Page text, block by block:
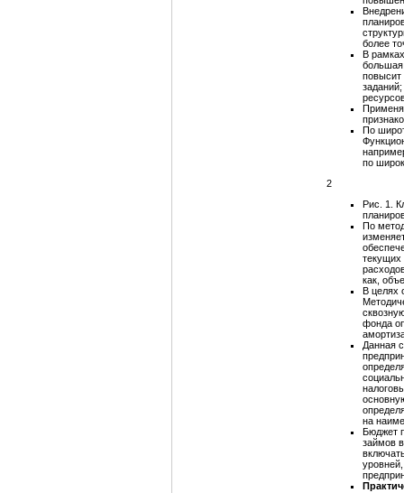
более
В
большая
повысит
По
по
2
Рис. 1.
По
текущих
как,
В целях
фонда
Данная
на
Бюджет
займов